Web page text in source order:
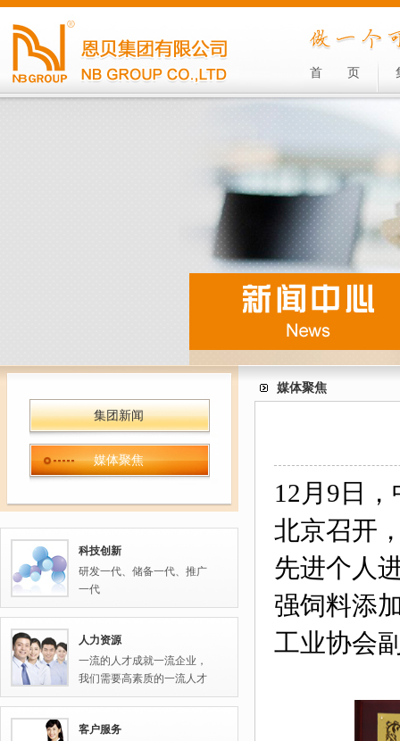
首 页
集团新闻
媒体聚焦
科技创新
研发一代、储备一代、推广
一代
人力资源
一流的人才成就一流企业，
我们需要高素质的一流人才
客户服务
媒体聚焦
12月9日
北京召开
先进个人
强饲料添
工业协会